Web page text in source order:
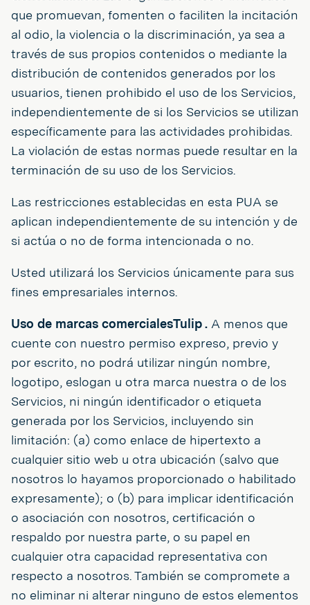
que promuevan, fomenten o faciliten la incitación
al odio, la violencia o la discriminación, ya sea a
través de sus propios contenidos o mediante la
distribución de contenidos generados por los
usuarios, tienen prohibido el uso de los Servicios,
independientemente de si los Servicios se utilizan
específicamente para las actividades prohibidas.
La violación de estas normas puede resultar en la
terminación de su uso de los Servicios.
Las restricciones establecidas en esta PUA se
aplican independientemente de su intención y de
si actúa o no de forma intencionada o no.
Usted utilizará los Servicios únicamente para sus
fines empresariales internos.
Uso de marcas comercialesTulip . A menos que
cuente con nuestro permiso expreso, previo y
por escrito, no podrá utilizar ningún nombre,
logotipo, eslogan u otra marca nuestra o de los
Servicios, ni ningún identificador o etiqueta
generada por los Servicios, incluyendo sin
limitación: (a) como enlace de hipertexto a
cualquier sitio web u otra ubicación (salvo que
nosotros lo hayamos proporcionado o habilitado
expresamente); o (b) para implicar identificación
o asociación con nosotros, certificación o
respaldo por nuestra parte, o su papel en
cualquier otra capacidad representativa con
respecto a nosotros. También se compromete a
no eliminar ni alterar ninguno de estos elementos